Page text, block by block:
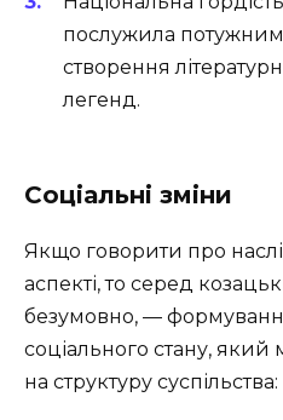
послужила
створення
легенд.
Соціальні зміни
Якщо говорити про
аспекті, то серед
безумовно, —
соціального стану,
на структуру суспільства: